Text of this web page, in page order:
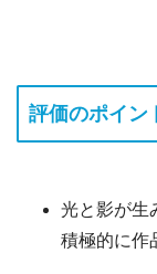
評価のポイン
光と影が生
積極的に作